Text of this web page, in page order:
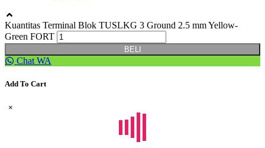
Kuantitas Terminal Blok TUSLKG 3 Ground 2.5 mm Yellow-
Green FORT
BELI
Chat WA
Add To Cart
×